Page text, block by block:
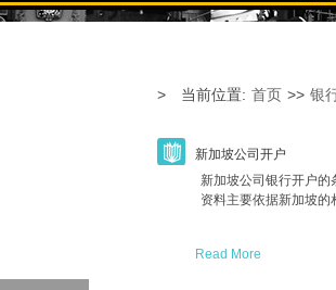
> 当前位置: 首页 >> 银
新加坡公司开户
新加坡公司银行开户的
资料主要依据新加坡的
Read More